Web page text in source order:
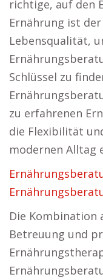
richtige, auf den
Ernährung ist
Lebensqualität,
Schlüssel zu
zu erfahrenen
die Flexibilität
modernen Alltag
Die Kombination
Betreuung und